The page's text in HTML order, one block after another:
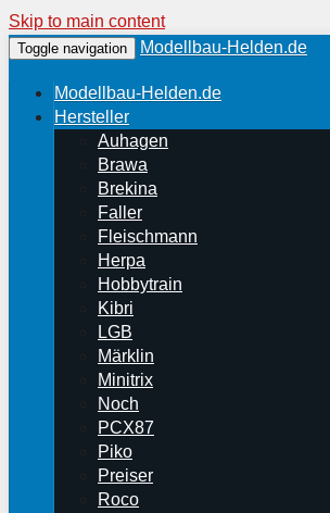
Skip to main content
Toggle navigation Modellbau-Helden.de
Modellbau-Helden.de
Hersteller
Auhagen
Brawa
Brekina
Faller
Fleischmann
Herpa
Hobbytrain
Kibri
LGB
Märklin
Minitrix
Noch
PCX87
Piko
Preiser
Roco